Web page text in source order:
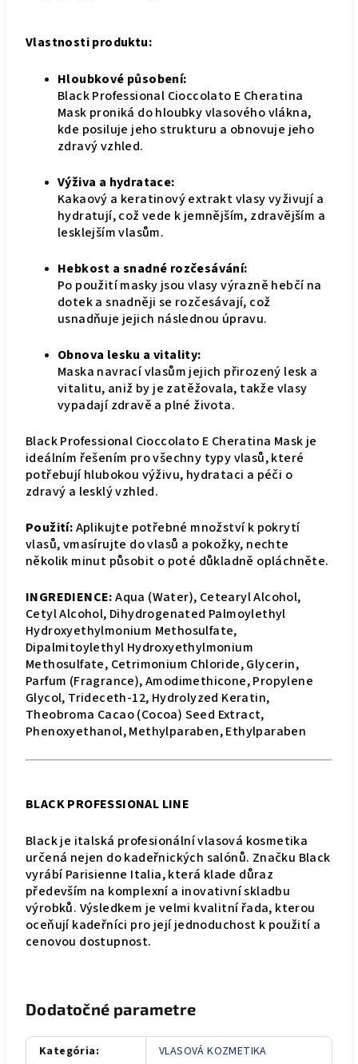
Vlastnosti produktu:
Hloubkové působení:
Black Professional Cioccolato E Cheratina
Mask proniká do hloubky vlasového vlákna,
kde posiluje jeho strukturu a obnovuje jeho
zdravý vzhled.
Výživa a hydratace:
Kakaový a keratinový extrakt vlasy vyživují a
hydratují, což vede k jemnějším, zdravějším a
lesklejším vlasům.
Hebkost a snadné rozčesávání:
Po použití masky jsou vlasy výrazně hebčí na
dotek a snadněji se rozčesávají, což
usnadňuje jejich následnou úpravu.
Obnova lesku a vitality:
Maska navrací vlasům jejich přirozený lesk a
vitalitu, aniž by je zatěžovala, takže vlasy
vypadají zdravě a plné života.
Black Professional Cioccolato E Cheratina Mask je
ideálním řešením pro všechny typy vlasů, které
potřebují hlubokou výživu, hydrataci a péči o
zdravý a lesklý vzhled.
Použití:Aplikujte potřebné množství k pokrytí
vlasů, vmasírujte do vlasů a pokožky, nechte
několik minut působit o poté důkladně opláchněte.
INGREDIENCE:Aqua (Water), Cetearyl Alcohol,
Cetyl Alcohol, Dihydrogenated Palmoylethyl
Hydroxyethylmonium Methosulfate,
Dipalmitoylethyl Hydroxyethylmonium
Methosulfate, Cetrimonium Chloride, Glycerin,
Parfum (Fragrance), Amodimethicone, Propylene
Glycol, Trideceth-12, Hydrolyzed Keratin,
Theobroma Cacao (Cocoa) Seed Extract,
Phenoxyethanol, Methylparaben, Ethylparaben
BLACK PROFESSIONAL LINE
Black je italská profesionální vlasová kosmetika
určená nejen do kadeřnických salónů. Značku Black
vyrábí Parisienne Italia, která klade důraz
především na komplexní a inovativní skladbu
výrobků. Výsledkem je velmi kvalitní řada, kterou
oceňují kadeřníci pro její jednoduchost k použití a
cenovou dostupnost.
Dodatočné parametre
Kategória: VLASOVÁ KOZMETIKA